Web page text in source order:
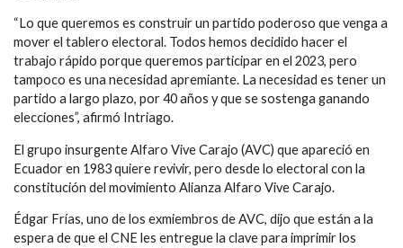
“Lo que queremos es construir un partido poderoso que venga a
mover el tablero electoral. Todos hemos decidido hacer el
trabajo rápido porque queremos participar en el 2023, pero
tampoco es una necesidad apremiante. La necesidad es tener un
partido a largo plazo, por 40 años y que se sostenga ganando
elecciones”, afirmó Intriago.
El grupo insurgenteAlfaro Vive Carajo (AVC) que apareció en
Ecuador en 1983 quiere revivir, pero desde lo electoral con la
constitución del movimiento Alianza Alfaro Vive Carajo.
Édgar Frías, uno de los exmiembros de AVC, dijo que están a la
espera de que el CNE les entregue la clave para imprimir los